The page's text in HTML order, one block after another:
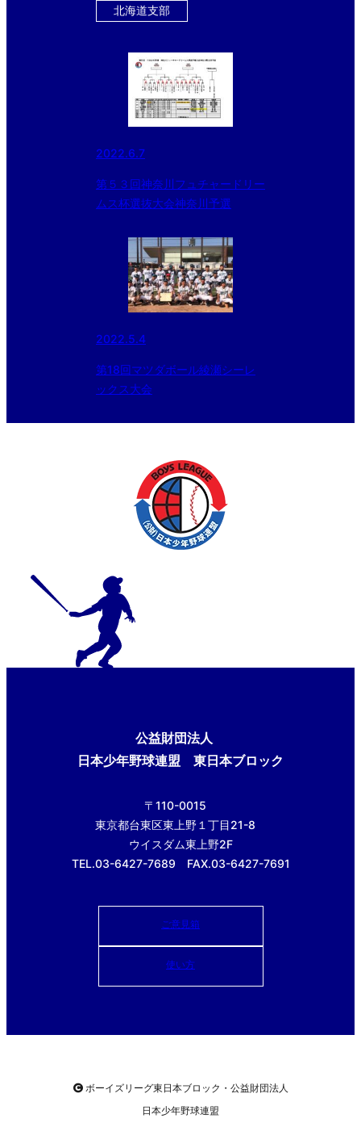
ーイズ（小学部）が優勝！！
北海道支部
2022.6.7
第５３回神奈川フュチャードリー
ムス杯選抜大会神奈川予選
2022.5.4
第18回マツダボール綾瀬シーレ
ックス大会
公益財団法人
日本少年野球連盟 東日本ブロック
〒110-0015
東京都台東区東上野１丁目21-8
ウイスダム東上野2F
TEL.03-6427-7689 FAX.03-6427-7691
ご意見箱
使い方
ボーイズリーグ東日本ブロック・公益財団法人
日本少年野球連盟